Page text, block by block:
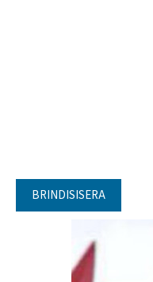
BRINDISISERA